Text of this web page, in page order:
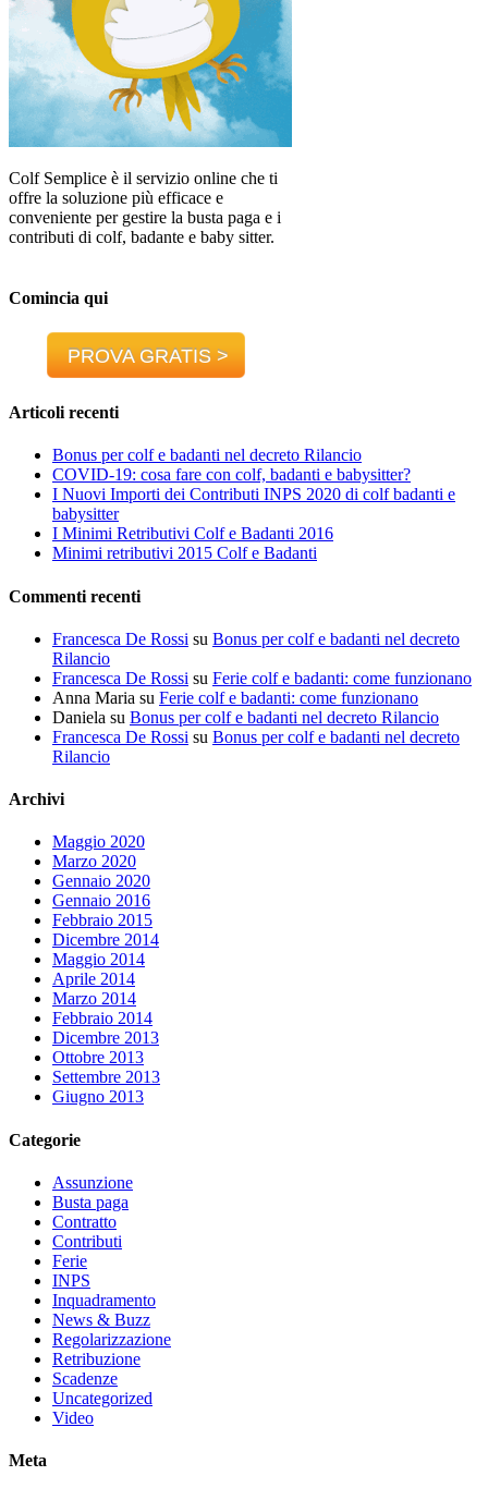
Colf Semplice è il servizio online che ti
offre la soluzione più efficace e
conveniente per gestire la busta paga e i
contributi di colf, badante e baby sitter.
Comincia qui
PROVA GRATIS >
Articoli recenti
Bonus per colf e badanti nel decreto Rilancio
COVID-19: cosa fare con colf, badanti e babysitter?
I Nuovi Importi dei Contributi INPS 2020 di colf badanti e
babysitter
I Minimi Retributivi Colf e Badanti 2016
Minimi retributivi 2015 Colf e Badanti
Commenti recenti
Francesca De Rossi su Bonus per colf e badanti nel decreto
Rilancio
Francesca De Rossi su Ferie colf e badanti: come funzionano
Anna Maria su Ferie colf e badanti: come funzionano
Daniela su Bonus per colf e badanti nel decreto Rilancio
Francesca De Rossi su Bonus per colf e badanti nel decreto
Rilancio
Archivi
Maggio 2020
Marzo 2020
Gennaio 2020
Gennaio 2016
Febbraio 2015
Dicembre 2014
Maggio 2014
Aprile 2014
Marzo 2014
Febbraio 2014
Dicembre 2013
Ottobre 2013
Settembre 2013
Giugno 2013
Categorie
Assunzione
Busta paga
Contratto
Contributi
Ferie
INPS
Inquadramento
News & Buzz
Regolarizzazione
Retribuzione
Scadenze
Uncategorized
Video
Meta